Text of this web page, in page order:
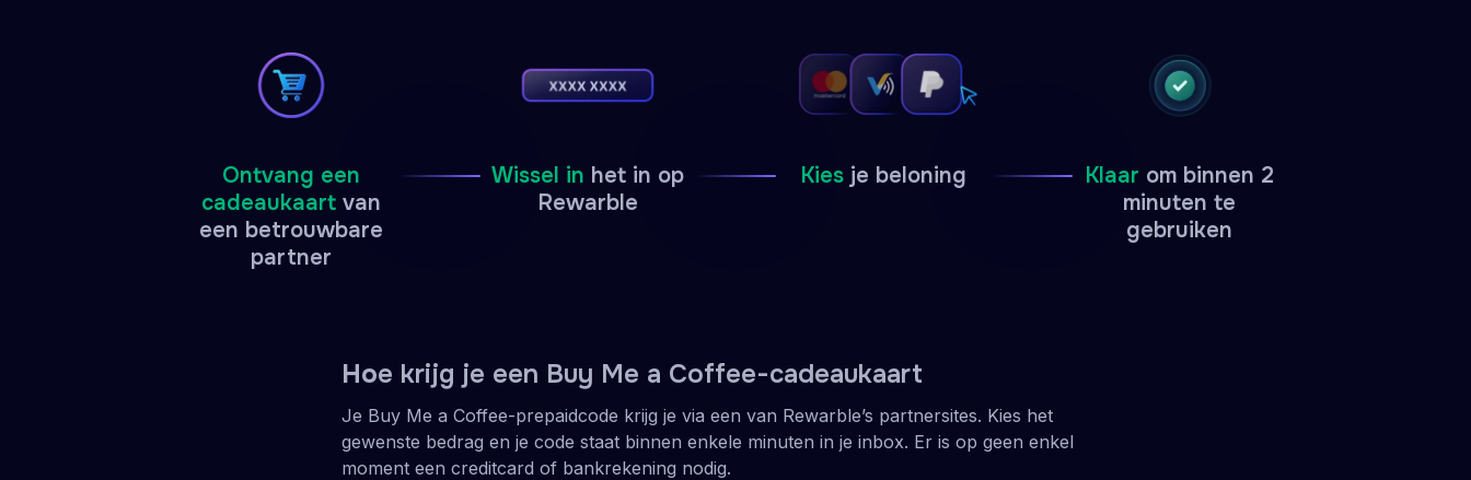
Ontvang een
cadeaukaartvan
een betrouwbare
partner
Wissel in het in op
Rewarble
Kies je beloning Klaar om binnen 2
minuten te
gebruiken
Hoe krijg je een Buy Me a Coffee-cadeaukaart
Je Buy Me a Coffee-prepaidcode krijg je via een van Rewarble’s partnersites. Kies het
gewenste bedrag en je code staat binnen enkele minuten in je inbox. Er is op geen enkel
moment een creditcard of bankrekening nodig.